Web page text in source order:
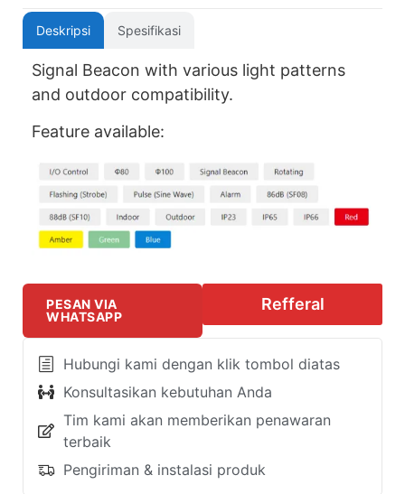
Deskripsi Spesifikasi
Signal Beacon with various light patterns
and outdoor compatibility.
Feature available:
PESAN VIA
WHATSAPP
Refferal
Hubungi kami dengan klik tombol diatas
Konsultasikan kebutuhan Anda
Tim kami akan memberikan penawaran
terbaik
Pengiriman & instalasi produk